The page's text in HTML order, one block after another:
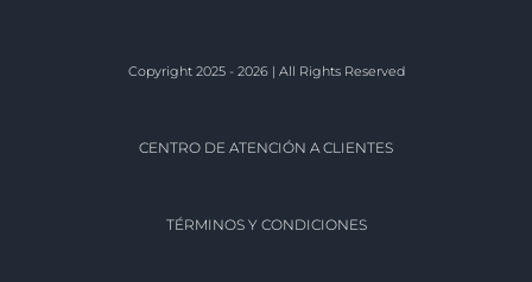
Copyright 2025 - 2026 | All Rights Reserved
CENTRO DE ATENCIÓN A CLIENTES
TÉRMINOS Y CONDICIONES